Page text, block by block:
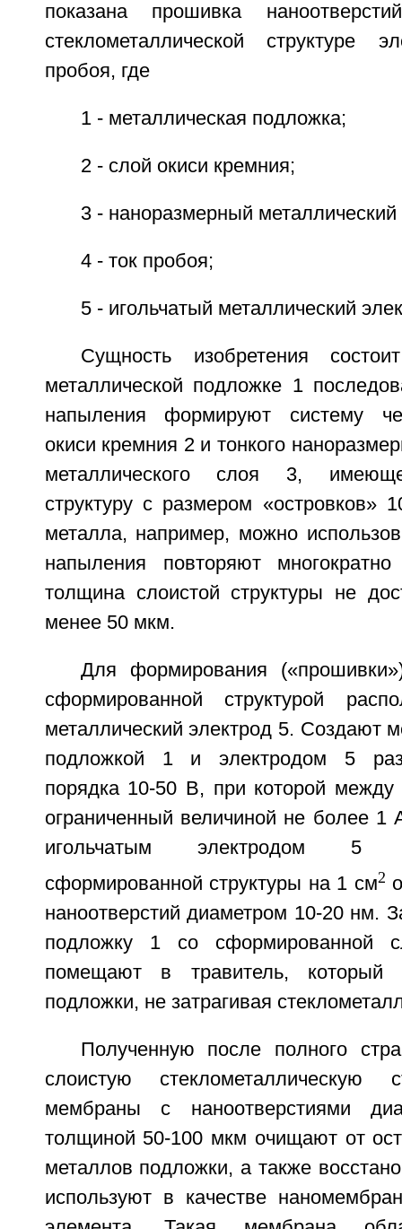
показана прошивка
стеклометаллической структуре
пробоя, где
1 - металлическая подложка;
2 - слой окиси кремния;
3 - наноразмерный металлический
4 - ток пробоя;
5 - игольчатый металлический
Сущность изобретения
металлической подложке 1
напыления формируют систему
окиси кремния 2 и тонкого
металлического слоя 3,
структуру с размером «островков»
металла, например, можно
напыления повторяют
толщина слоистой структуры не
менее 50 мкм.
Для формирования
сформированной структурой
металлический электрод 5. Создают
подложкой 1 и электродом 5
порядка 10-50 В, при которой между
ограниченный величиной не более 1
игольчатым электродом 5
сформированной структуры на 1 см2
наноотверстий диаметром 10-20 нм.
подложку 1 со сформированной
помещают в травитель, который
подложки, не затрагивая
Полученную после полного
слоистую
мембраны с наноотверстиями
толщиной 50-100 мкм очищают от
металлов подложки, а также
используют в качестве